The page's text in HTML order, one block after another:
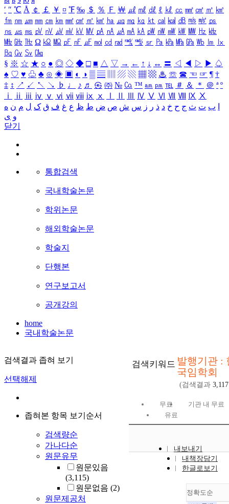
′ ″ ℃ Å ￠ ￡ ￥ ¤ ℉ ‰ ＄ ％ Ｆ ￦ ㎕ ㎖ ㎗ ℓ ㎘ ㏄ ㎣ ㎤ ㎥ ㎦
㎙ ㎚ ㎛ ㎜ ㎝ ㎞ ㎟ ㎠ ㎡ ㎢ ㏊ ㎍ ㎎ ㎏ ㏏ ㎈ ㎉ ㏈ ㎧ ㎨ ㎰
㎱ ㎲ ㎳ ㎴ ㎵ ㎶ ㎷ ㎸ ㎹ ㎀ ㎁ ㎂ ㎃ ㎄ ㎺ ㎻ ㎽ ㎾ ㎿ ㎐ ㎑
㎒ ㎓ ㎔ Ω ㏀ ㏁ ㎊ ㎋ ㎌ ㏖ ㏅ ㎭ ㎮ ㎯ ㏛ ㎩ ㎪ ㎫ ㎬ ㏝ ㏐
㏓
㏃ ㏉ ㏜ ㏆
§ ※ ☆ ★ ○ ● ◎ ◇ ◆ □ ■ △ ▽ → ← ↑ ↓ ↔ 〓 ◁ ◀ ▷ ▶ ♤
♠ ♡ ♥ ♧ ♣ ⊙ ◈ ▣ ◐ ◑ ▒ ▤ ▨ ▧ ▦ ▩ ♨ ☏ ☎ ☜ ☞ ¶ †
‡ ↕ ↗ ↙ ↖ ↘ ♭ ♩ ♪ ♬ ㉿ ㈜ № ㏇ ™ ㏂ ㏘ ℡ ＃ ＆ ＊ ＠ ª º
ⅰ
ⅱ ⅲ ⅳ ⅴ ⅵ ⅶ ⅷ ⅸ ⅹ Ⅳ Ⅴ Ⅵ Ⅶ Ⅷ Ⅸ Ⅹ
ب ت ث ج ح خ د ذ ر ز س ش ص ض ط ظ ع غ ف ق ک ل م ن ه
و ی
닫기
통합검색
국내학술논문
학위논문
해외학술논문
학술지
단행본
연구보고서
공개강의
home
국내학술논문
검색결과 좁혀 보기
선택해제
좁혀본 항목 보기순서
검색량순
가나다순
원문유무
원문있음
(3,115)
원문없음 (2)
원문제공처
검색키워드 발행기관 :
국임학회
(검색결과 3,117
무료
기관 내 무료
유료
내보내기
내책장담기
한글로보기
정확도순